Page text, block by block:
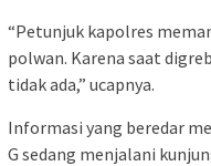
“Petunjuk kapolres
polwan. Karena saat
tidak ada,” ucapnya.
Informasi yang beredar
G sedang menjalani